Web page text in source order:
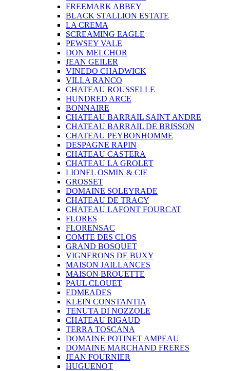
FREEMARK ABBEY
BLACK STALLION ESTATE
LA CREMA
SCREAMING EAGLE
PEWSEY VALE
DON MELCHOR
JEAN GEILER
VINEDO CHADWICK
VILLA RANCO
CHATEAU ROUSSELLE
HUNDRED ARCE
BONNAIRE
CHATEAU BARRAIL SAINT ANDRE
CHATEAU BARRAIL DE BRISSON
CHATEAU PEYBONHOMME
DESPAGNE RAPIN
CHATEAU CASTERA
CHATEAU LA GROLET
LIONEL OSMIN & CIE
GROSSET
DOMAINE SOLEYRADE
CHATEAU DE TRACY
CHATEAU LAFONT FOURCAT
FLORES
FLORENSAC
COMTE DES CLOS
GRAND BOSQUET
VIGNERONS DE BUXY
MAISON JAILLANCES
MAISON BROUETTE
PAUL CLOUET
EDMEADES
KLEIN CONSTANTIA
TENUTA DI NOZZOLE
CHATEAU RIGAUD
TERRA TOSCANA
DOMAINE POTINET AMPEAU
DOMAINE MARCHAND FRERES
JEAN FOURNIER
HUGUENOT